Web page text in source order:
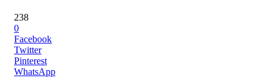
238
0
Facebook
Twitter
Pinterest
WhatsApp